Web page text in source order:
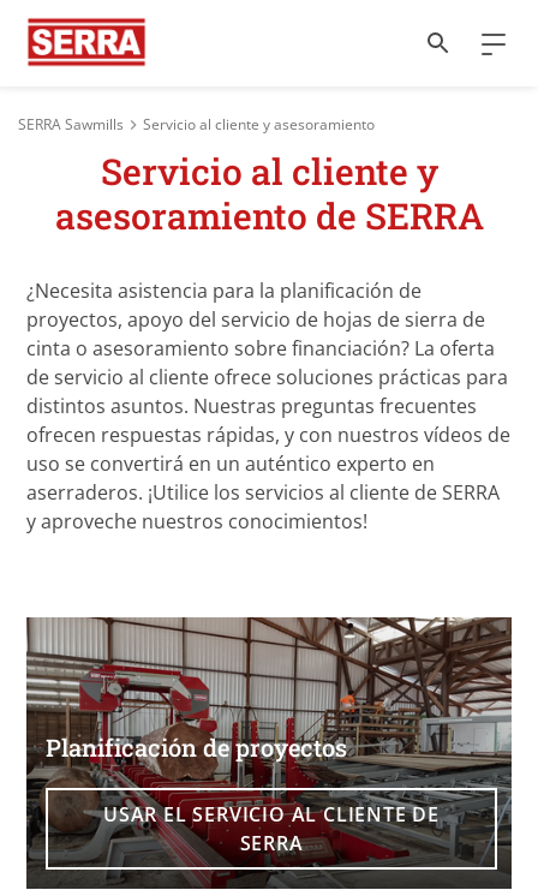
SERRA Sawmills Servicio al cliente y asesoramiento
Servicio al cliente y
asesoramiento de SERRA
¿Necesita asistencia para la planificación de
proyectos, apoyo del servicio de hojas de sierra de
cinta o asesoramiento sobre financiación? La oferta
de servicio al cliente ofrece soluciones prácticas para
distintos asuntos. Nuestras preguntas frecuentes
ofrecen respuestas rápidas, y con nuestros vídeos de
uso se convertirá en un auténtico experto en
aserraderos. ¡Utilice los servicios al cliente de SERRA
y aproveche nuestros conocimientos!
Planificación de proyectos
USAR EL SERVICIO AL CLIENTE DE
SERRA